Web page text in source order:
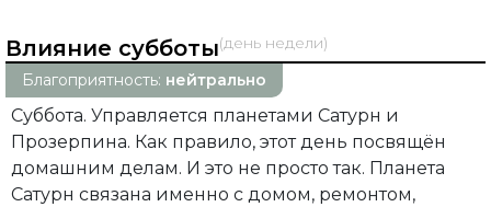
Влияние субботы(день недели)
Благоприятность: нейтрально
Суббота. Управляется планетами Сатурн и
Прозерпина. Как правило, этот день посвящён
домашним делам. И это не просто так. Планета
Сатурн связана именно с домом, ремонтом,